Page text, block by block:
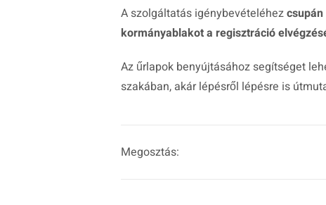
A szolgáltatás igénybevételéhez
kormányablakot a regisztráció
Az űrlapok benyújtásához segítséget
szakában, akár lépésről lépésre is
Megosztás: